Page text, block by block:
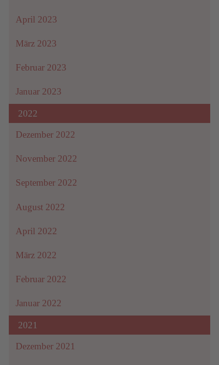
April 2023
März 2023
Februar 2023
Januar 2023
2022
Dezember 2022
November 2022
September 2022
August 2022
April 2022
März 2022
Februar 2022
Januar 2022
2021
Dezember 2021